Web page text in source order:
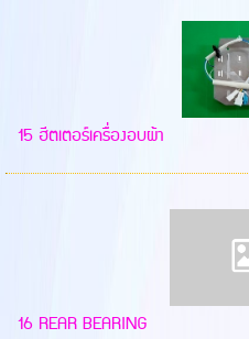
15 ฮีตเตอร์เครื่องอบผ้า
16 REAR BEARING